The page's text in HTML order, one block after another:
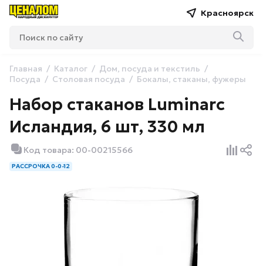
Красноярск
Главная Каталог
Дом, посуда и текстиль
Посуда
Столовая посуда Бокалы, стаканы, фужеры
Набор стаканов Luminarc
Исландия, 6 шт, 330 мл
Код товара: 00-00215566
РАССРОЧКА 0-0-12